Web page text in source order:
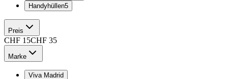
Handyhüllen5
Preis
CHF 15CHF 35
Marke
Viva Madrid